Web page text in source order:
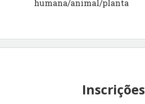
humana/animal/planta
Inscrições